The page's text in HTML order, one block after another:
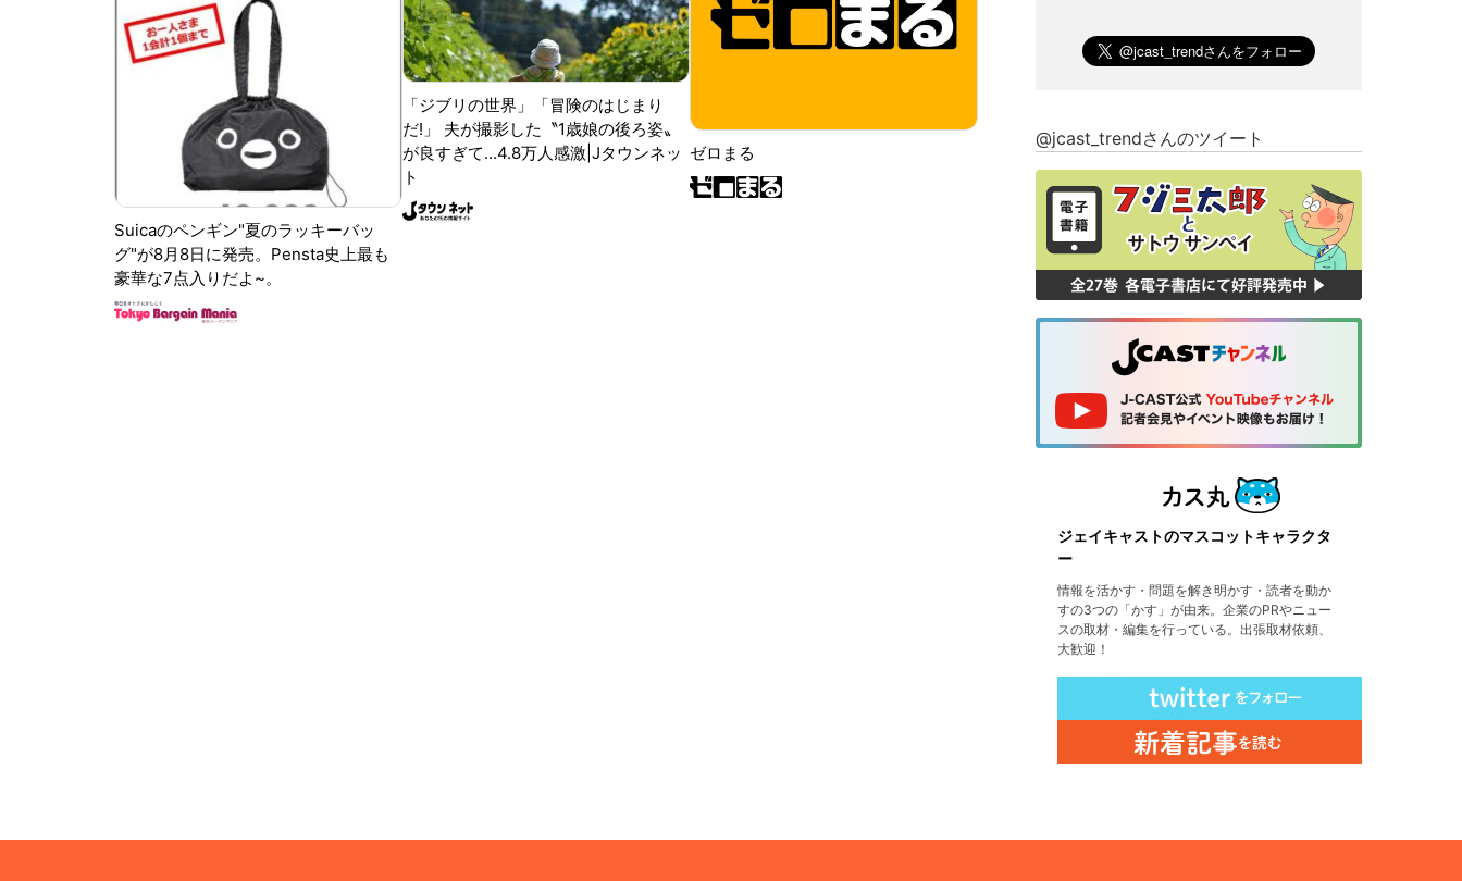
Suicaのペンギン"夏のラッキーバッ
グ"が8月8日に発売。Pensta史上最も
豪華な7点入りだよ~。
「ジブリの世界」「冒険のはじまり
だ!」 夫が撮影した〝1歳娘の後ろ姿〟
が良すぎて...4.8万人感激|Jタウンネッ
ト
ゼロまる
@jcast_trendさんのツイート
ジェイキャストのマスコットキャラクタ
ー
情報を活かす・問題を解き明かす・読者を動か
すの3つの「かす」が由来。企業のPRやニュー
スの取材・編集を行っている。出張取材依頼、
大歓迎！